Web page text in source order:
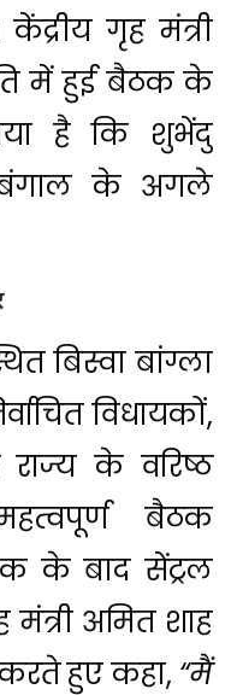
गृह मंत्री
में हुई बैठक के
है कि शुभेंदु
बंगाल के अगले
बिस्वा बांग्ला
विधायकों,
राज्य के वरिष्ठ
बैठक
के बाद सेंट्रल
अमित शाह
हुए कहा, “मैं